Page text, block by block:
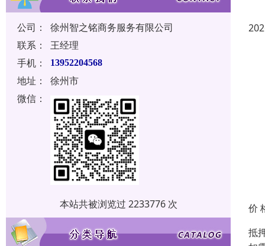
公司：
徐州智之铭商务服务有限公司
联系：
王经理
手机：
13952204568
地址：
徐州市
微信：
本站共被浏览过 2233776 次
价
抵